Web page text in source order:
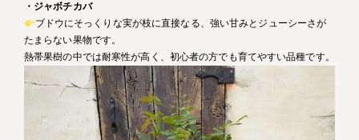
・ジャボチカバ
ブドウにそっくりな実が枝に直接なる、強い甘みとジューシーさが
たまらない果物です。
熱帯果樹の中では耐寒性が高く、初心者の方でも育てやすい品種です。